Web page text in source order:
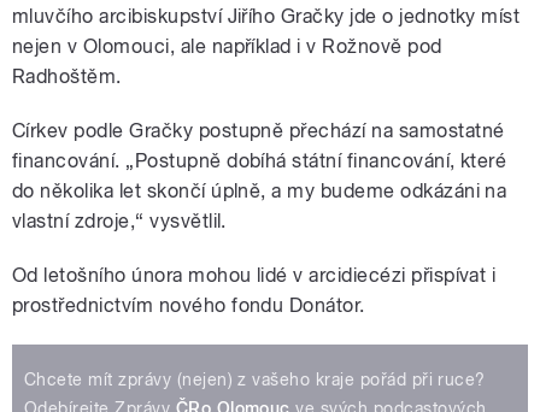
mluvčího arcibiskupství Jiřího Gračky jde o jednotky míst
nejen v Olomouci, ale například i v Rožnově pod
Radhoštěm.
Církev podle Gračky postupně přechází na samostatné
financování. „Postupně dobíhá státní financování, které
do několika let skončí úplně, a my budeme odkázáni na
vlastní zdroje,“ vysvětlil.
Od letošního února mohou lidé v arcidiecézi přispívat i
prostřednictvím nového fondu Donátor.
Chcete mít zprávy (nejen) z vašeho kraje pořád při ruce?